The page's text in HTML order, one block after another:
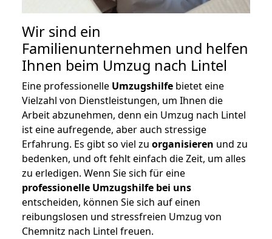
Wir sind ein
Familienunternehmen und helfen
Ihnen beim Umzug nach Lintel
Eine professionelle Umzugshilfe bietet eine
Vielzahl von Dienstleistungen, um Ihnen die
Arbeit abzunehmen, denn ein Umzug nach Lintel
ist eine aufregende, aber auch stressige
Erfahrung. Es gibt so viel zu organisieren und zu
bedenken, und oft fehlt einfach die Zeit, um alles
zu erledigen. Wenn Sie sich für eine
professionelle Umzugshilfe bei uns
entscheiden, können Sie sich auf einen
reibungslosen und stressfreien Umzug von
Chemnitz nach Lintel freuen.